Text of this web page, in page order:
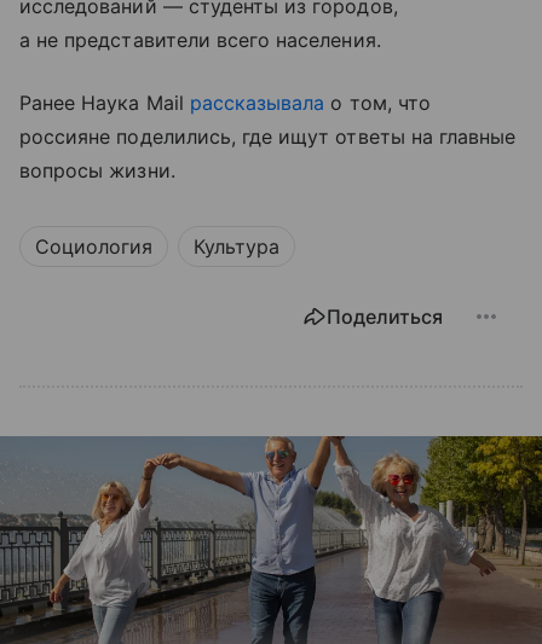
исследований — студенты из городов,
а не представители всего населения.
Ранее Наука Mail рассказывала о том, что
россияне поделились, где ищут ответы на главные
вопросы жизни.
Социология Культура
Поделиться